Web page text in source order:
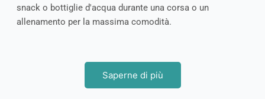
snack o bottiglie d'acqua durante una corsa o un
allenamento per la massima comodità.
Saperne di più